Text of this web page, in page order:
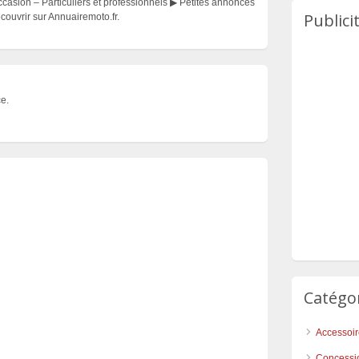
– Particuliers et professionnels ▶ Petites annonces
sur Annuairemoto.fr.